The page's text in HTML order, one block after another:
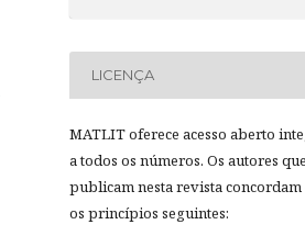
LICENÇA
MATLIT oferece acesso aberto
a todos os números. Os autores que
publicam nesta revista concordam
os princípios seguintes: